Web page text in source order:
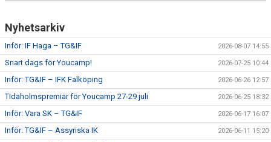
Nyhetsarkiv
Inför: IF Haga – TG&IF 2026-08-07 14:55
Snart dags för Youcamp! 2026-07-25 10:44
Inför: TG&IF – IFK Falköping 2026-06-26 12:57
TIdaholmspremiär för Youcamp 27-29 juli 2026-06-25 18:32
Inför: Vara SK – TG&IF 2026-06-17 16:07
Inför: TG&IF – Assyriska IK 2026-06-11 15:20